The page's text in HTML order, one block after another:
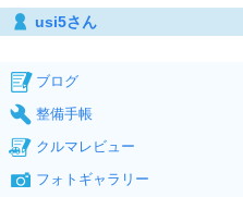
usi5さん
ブログ
整備手帳
クルマレビュー
フォトギャラリー